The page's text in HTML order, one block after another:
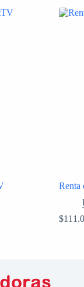
Renta
$